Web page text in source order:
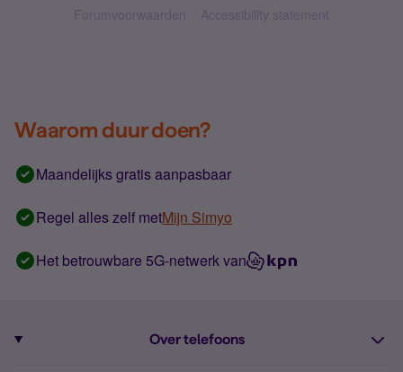
Forumvoorwaarden Accessibility statement
Waarom duur doen?
Maandelijks gratis aanpasbaar
Regel alles zelf metMijn Simyo
Het betrouwbare 5G-netwerk van
Over telefoons